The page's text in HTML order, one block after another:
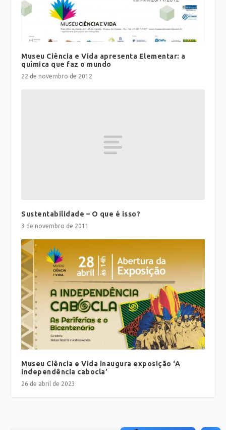
Museu Ciência e Vida apresenta Elementar: a
química que faz o mundo
22 de novembro de 2012
Sustentabilidade – O que é isso?
3 de novembro de 2011
Museu Ciência e Vida inaugura exposição ‘A
independência cabocla’
26 de abril de 2023